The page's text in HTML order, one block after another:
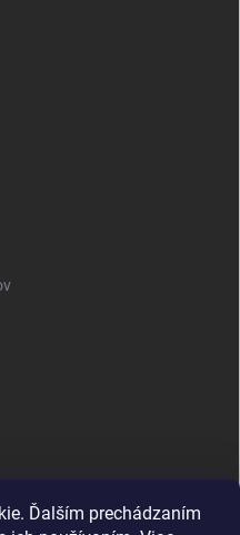
Ďalším prechádzaním